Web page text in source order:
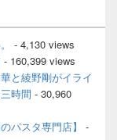
- 4,130 views
- 160,399 views
と綾野剛がイライ
時間 - 30,960
パスタ専門店】
-